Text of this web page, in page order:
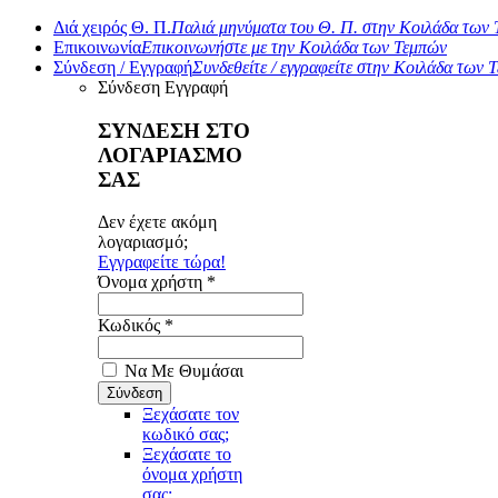
Διά χειρός Θ. Π.Παλιά μηνύματα του Θ. Π. στην Κοιλάδα των
ΕπικοινωνίαΕπικοινωνήστε με την Κοιλάδα των Τεμπών
Σύνδεση / ΕγγραφήΣυνδεθείτε / εγγραφείτε στην Κοιλάδα των
Σύνδεση Εγγραφή
ΣΥΝΔΕΣΗ ΣΤΟ
ΛΟΓΑΡΙΑΣΜΟ
ΣΑΣ
Δεν έχετε ακόμη
λογαριασμό;
Εγγραφείτε τώρα!
Όνομα χρήστη *
Κωδικός *
Να Με Θυμάσαι
Ξεχάσατε τον
κωδικό σας;
Ξεχάσατε το
όνομα χρήστη